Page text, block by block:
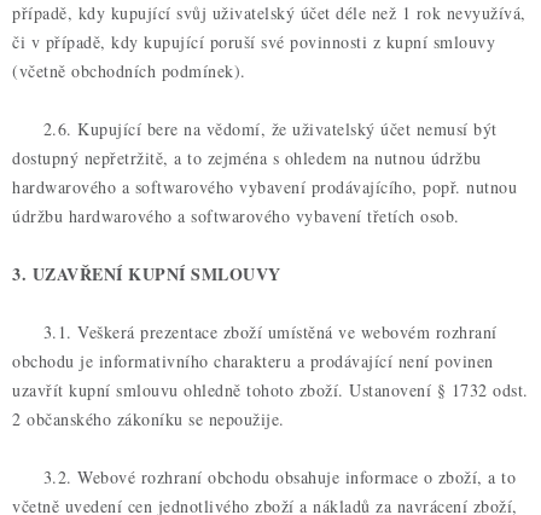
případě, kdy kupující svůj uživatelský účet déle než 1 rok nevyužívá,
či v případě, kdy kupující poruší své povinnosti z kupní smlouvy
(včetně obchodních podmínek).
2.6. Kupující bere na vědomí, že uživatelský účet nemusí být
dostupný nepřetržitě, a to zejména s ohledem na nutnou údržbu
hardwarového a softwarového vybavení prodávajícího, popř. nutnou
údržbu hardwarového a softwarového vybavení třetích osob.
3. UZAVŘENÍ KUPNÍ SMLOUVY
3.1. Veškerá prezentace zboží umístěná ve webovém rozhraní
obchodu je informativního charakteru a prodávající není povinen
uzavřít kupní smlouvu ohledně tohoto zboží. Ustanovení § 1732 odst.
2 občanského zákoníku se nepoužije.
3.2. Webové rozhraní obchodu obsahuje informace o zboží, a to
včetně uvedení cen jednotlivého zboží a nákladů za navrácení zboží,